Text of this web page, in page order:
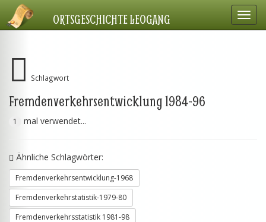
ORTSGESCHICHTE LEOGANG
Schlagwort
Fremdenverkehrsentwicklung 1984-96
1 mal verwendet...
Ähnliche Schlagwörter:
Fremdenverkehrsentwicklung-1968
Fremdenverkehrstatistik-1979-80
Fremdenverkehrsstatistik 1981-98